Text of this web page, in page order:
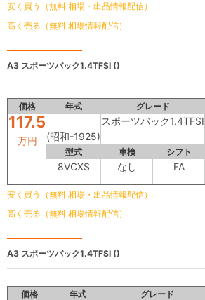
安く買う（無料 相場・出品情報配信）
高く売る（無料 相場情報配信）
A3 スポーツバック1.4TFSI ()
価格 年式 グレード
117.5
万円 (昭和-1925)
スポーツバック1.4TFSI
型式 車検 シフト
8VCXS なし FA
安く買う（無料 相場・出品情報配信）
高く売る（無料 相場情報配信）
A3 スポーツバック1.4TFSI ()
価格 年式 グレード